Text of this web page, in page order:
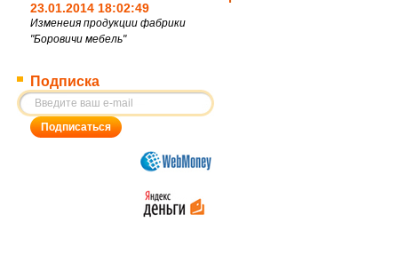
23.01.2014 18:02:49
Изменеия продукции фабрики
"Боровичи мебель"
Подписка